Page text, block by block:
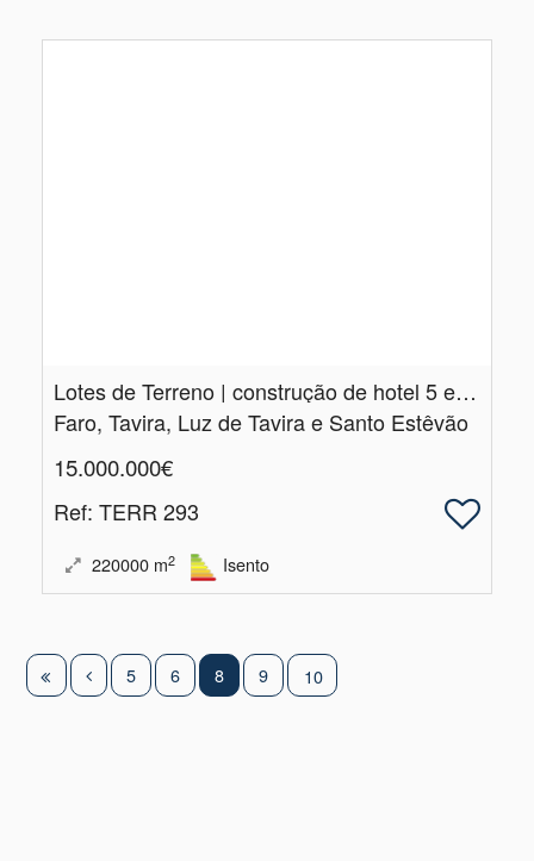
Lotes de Terreno | construção de hotel 5 estrelas | com vista mar
Faro, Tavira, Luz de Tavira e Santo Estêvão
15.000.000€
Ref: TERR 293
220000 m2 Isento
5 6 8 9 10